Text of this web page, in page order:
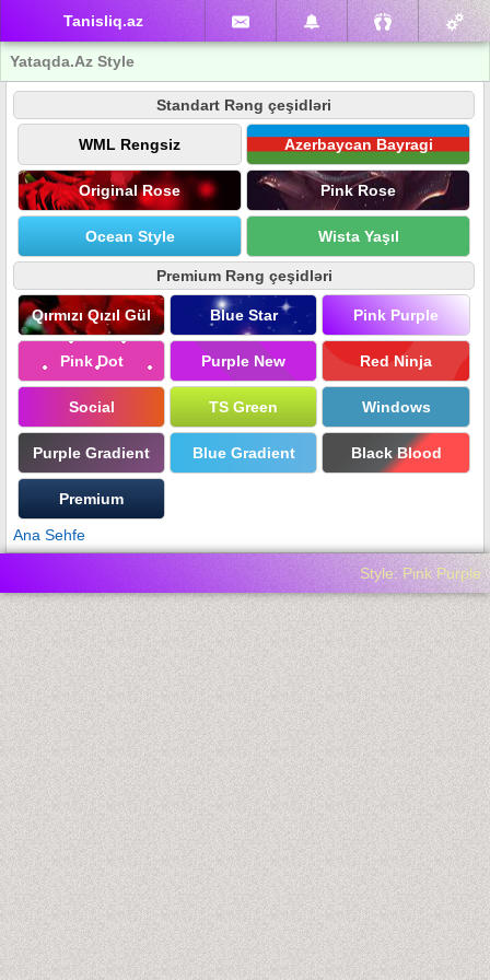
Tanisliq.az
Yataqda.Az Style
Standart Rəng çeşidləri
WML Rengsiz Azerbaycan Bayragi
Original Rose Pink Rose
Ocean Style Wista Yaşıl
Premium Rəng çeşidləri
Qırmızı Qızıl Gül Blue Star Pink Purple
Pink Dot Purple New Red Ninja
Social TS Green Windows
Purple Gradient Blue Gradient Black Blood
Premium
Ana Sehfe
Style: Pink Purple